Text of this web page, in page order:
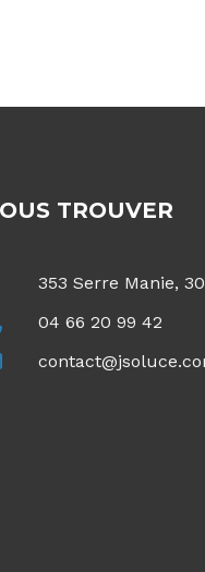
TROUVER
353 Serre Manie,
04 66 20 99 42